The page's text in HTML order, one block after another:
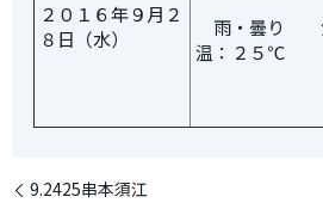
２０１６年９月２
８日（水）
雨・曇り
温：２５℃
9.2425串本須江